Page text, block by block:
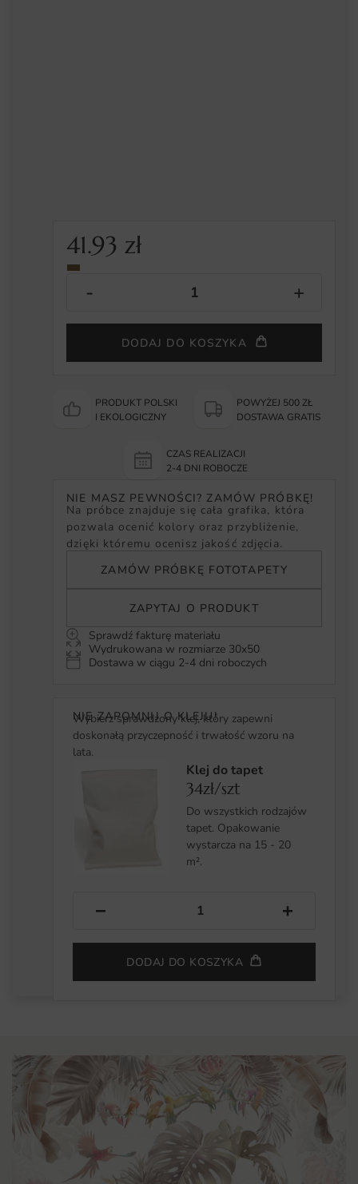
41.93zł
DODAJ DO KOSZYKA
PRODUKT POLSKI
I EKOLOGICZNY
POWYŻEJ 500 ZŁ
DOSTAWA GRATIS
CZAS REALIZACJI
2-4 DNI ROBOCZE
NIE MASZ PEWNOŚCI? ZAMÓW PRÓBKĘ!
Na próbce znajduje się cała grafika, która
pozwala ocenić kolory oraz przybliżenie,
dzięki któremu ocenisz jakość zdjęcia.
ZAMÓW PRÓBKĘ FOTOTAPETY
ZAPYTAJ O PRODUKT
Sprawdź fakturę materiału
Wydrukowana w rozmiarze 30x50
Dostawa w ciągu 2-4 dni roboczych
NIE ZAPOMNIJ O KLEJU!
Wybierz sprawdzony klej, który zapewni
doskonałą przyczepność i trwałość wzoru na
lata.
Klej do tapet
34zł/szt
Do wszystkich rodzajów
tapet. Opakowanie
wystarcza na 15 - 20
m².
− +
DODAJ DO KOSZYKA